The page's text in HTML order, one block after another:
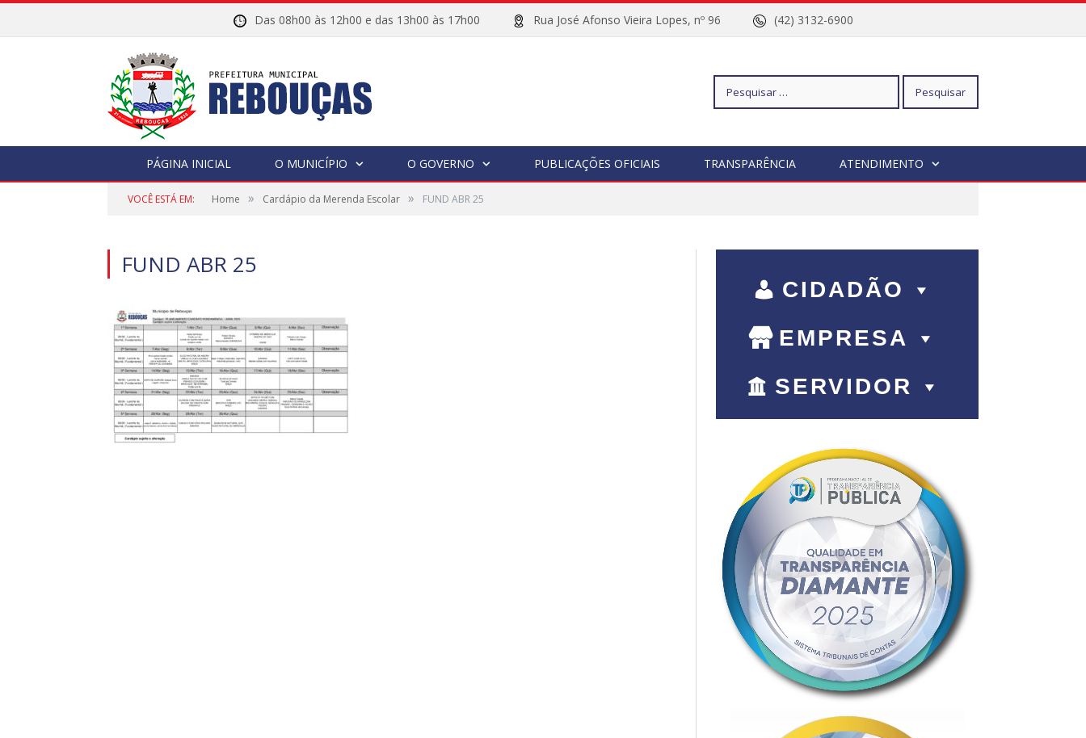
Das 08h00 às 12h00 e das 13h00 às 17h00 Rua José Afonso Vieira Lopes, nº 96 (42) 3132-6900
Pesquisar
PÁGINA INICIAL O MUNICÍPIO O GOVERNO PUBLICAÇÕES OFICIAIS TRANSPARÊNCIA ATENDIMENTO
VOCÊ ESTÁ EM: Home » Cardápio da Merenda Escolar » FUND ABR 25
FUND ABR 25
CIDADÃO
EMPRESA
SERVIDOR